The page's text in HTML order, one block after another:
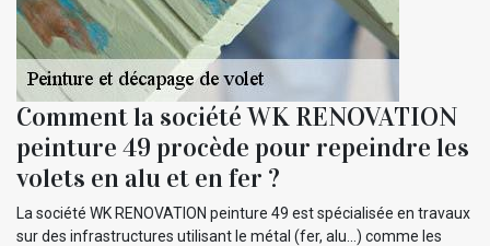
Comment la société WK RENOVATION
peinture 49 procède pour repeindre les
volets en alu et en fer ?
La société WK RENOVATION peinture 49 est spécialisée en travaux
sur des infrastructures utilisant le métal (fer, alu…) comme les